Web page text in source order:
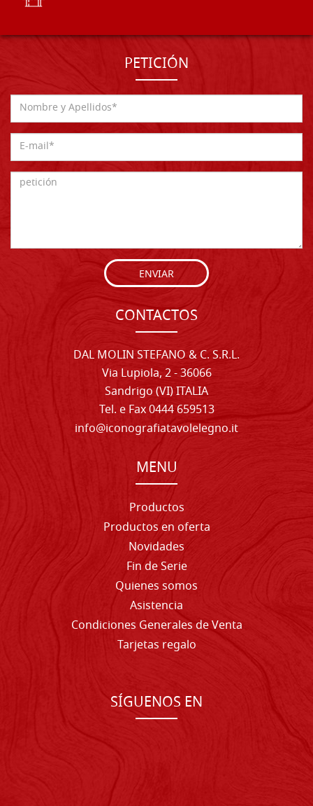
PETICIÓN
ENVIAR
CONTACTOS
DAL MOLIN STEFANO & C. S.R.L.
Via Lupiola, 2 - 36066
Sandrigo (VI) ITALIA
Tel. e Fax 0444 659513
info@iconografiatavolelegno.it
MENU
Productos
Productos en oferta
Novidades
Fin de Serie
Quienes somos
Asistencia
Condiciones Generales de Venta
Tarjetas regalo
SÍGUENOS EN